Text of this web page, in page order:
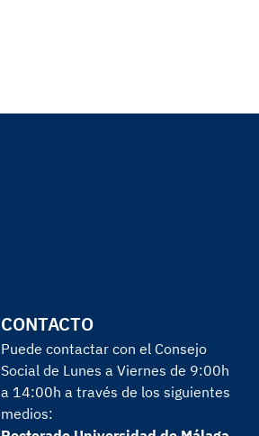
CONTACTO
Puede contactar con el Consejo
Social de Lunes a Viernes de 9:00h
a 14:00h a través de los siguientes
medios: